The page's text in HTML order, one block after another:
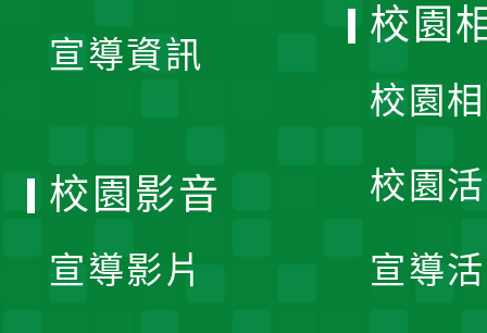
宣導資訊
校園
校園
校園
宣導
校園影音
宣導影片